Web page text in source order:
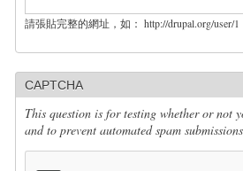
請張貼完整的網址，如： http://drupal.org/user/1
CAPTCHA
This question is for testing whether or not
and to prevent automated spam